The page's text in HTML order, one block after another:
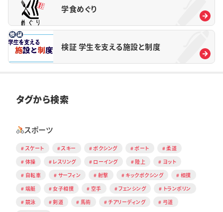
学食めぐり
検証 学生を支える施設と制度
タグから検索
スポーツ
スケート スキー ボクシング ボート
柔道
体操
レスリング ローイング 陸上
ヨット
自転車
サーフィン 射撃 キックボクシング
相撲
端艇
女子相撲 空手 フェンシング
トランポリン
競泳
剣道 馬術 チアリーディング
弓道